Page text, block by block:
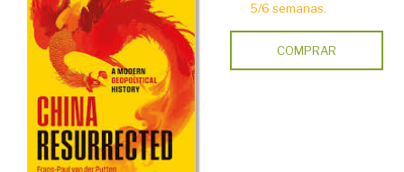
5/6 semanas.
COMPRAR